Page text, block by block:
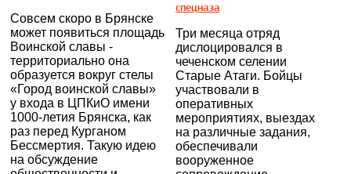
Совсем скоро в Брянске
может появиться площадь
Воинской славы -
территориально она
образуется вокруг стелы
«Город воинской славы»
у входа в ЦПКиО имени
1000-летия Брянска, как
раз перед Курганом
Бессмертия. Такую идею
на обсуждение
спецназа
Три месяца отряд
дислоцировался в
чеченском селении
Старые Атаги. Бойцы
участвовали в
оперативных
мероприятиях, выездах
на различные задания,
обеспечивали
вооруженное